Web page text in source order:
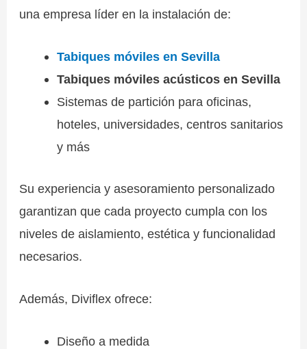
una empresa líder en la instalación de:
Tabiques móviles en Sevilla
Tabiques móviles acústicos en Sevilla
Sistemas de partición para oficinas,
hoteles, universidades, centros sanitarios
y más
Su experiencia y asesoramiento personalizado
garantizan que cada proyecto cumpla con los
niveles de aislamiento, estética y funcionalidad
necesarios.
Además, Diviflex ofrece:
Diseño a medida